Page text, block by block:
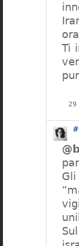
Ti
29